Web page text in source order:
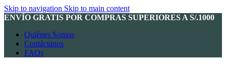
Skip to navigation Skip to main content
ENVÍO GRATIS POR COMPRAS SUPERIORES A S/.1000
Quiénes Somos
Contáctanos
FAQs